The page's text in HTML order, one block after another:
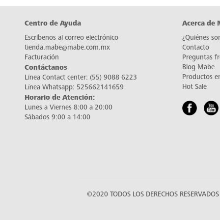
Centro de Ayuda
Escríbenos al correo electrónico
tienda.mabe@mabe.com.mx
Facturación
Contáctanos
Línea Contact center: (55) 9088 6223
Línea Whatsapp: 525662141659
Horario de Atención:
Lunes a Viernes 8:00 a 20:00
Sábados 9:00 a 14:00
Acerca de
¿Quiénes
Contacto
Preguntas
Blog Mabe
Productos
Hot Sale
©2020 TODOS LOS DERECHOS